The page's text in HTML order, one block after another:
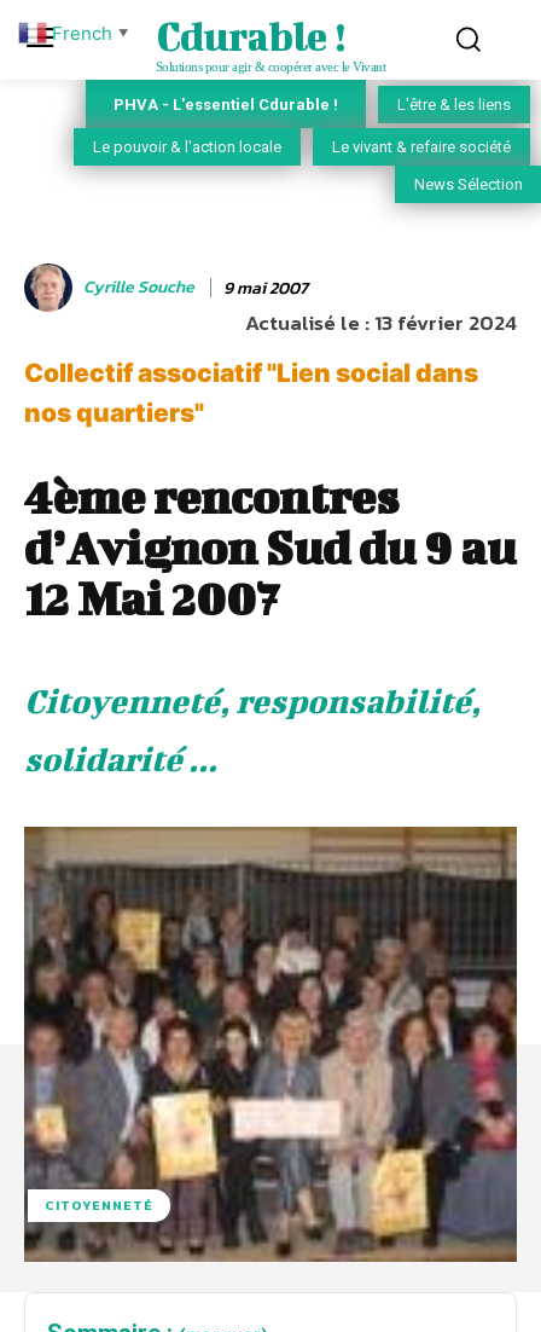
Cdurable !
Solutions pour agir & coopérer avec le Vivant
PHVA - L'essentiel Cdurable ! L'être & les liens
Le pouvoir & l'action locale Le vivant & refaire société
News Sélection
Cyrille Souche 9 mai 2007
Actualisé le :13 février 2024
Collectif associatif "Lien social dans
nos quartiers"
4ème rencontres
d’Avignon Sud du 9 au
12 Mai 2007
Citoyenneté, responsabilité,
solidarité ...
CITOYENNETÉ
French ▼